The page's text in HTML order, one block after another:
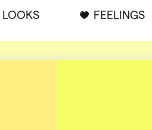
LOOKS FEELINGS